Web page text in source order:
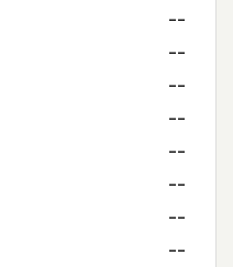
--
--
--
--
--
--
--
--